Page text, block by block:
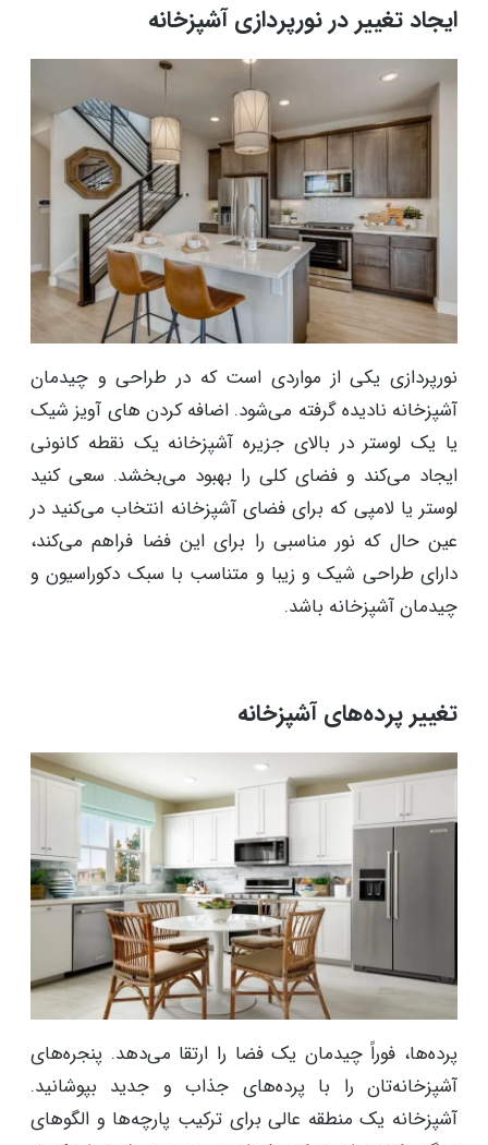
ایجاد تغییر در نورپردازی آشپزخانه
نورپردازی یکی از مواردی است که در طراحی و چیدمان
آشپزخانه نادیده گرفته می‌شود. اضافه کردن ‌های آویز شیک
یا یک لوستر در بالای جزیره آشپزخانه یک نقطه کانونی
ایجاد می‌کند و فضای کلی را بهبود می‌بخشد. سعی کنید
لوستر یا لامپی که برای فضای آشپزخانه انتخاب می‌کنید در
عین حال که نور مناسبی را برای این فضا فراهم می‌کند،
دارای طراحی شیک و زیبا و متناسب با سبک دکوراسیون و
چیدمان آشپزخانه باشد.
تغییر پرده‌های آشپزخانه
پرده‌ها، فوراً چیدمان یک فضا را ارتقا می‌دهد. پنجره‌های
آشپزخانه‌تان را با پرده‌های جذاب و جدید بپوشانید.
آشپزخانه یک منطقه عالی برای ترکیب پارچه‌ها و الگوهای